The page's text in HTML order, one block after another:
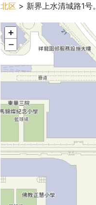
北区 > 新界上水清城路1号。